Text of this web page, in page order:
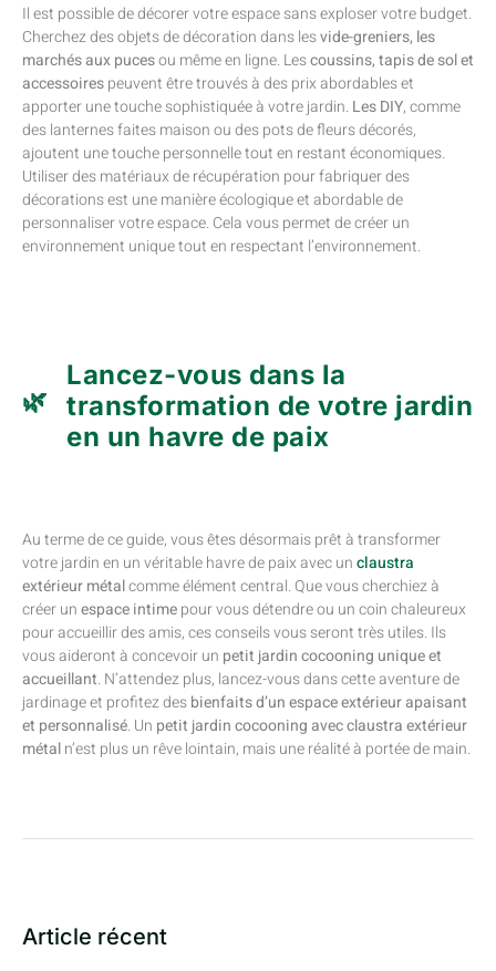
Il est possible de décorer votre espace sans exploser votre budget.
Cherchez des objets de décoration dans lesvide-greniers, les
marchés aux pucesou même en ligne. Lescoussins, tapis de sol et
accessoirespeuvent être trouvés à des prix abordables et
apporter une touche sophistiquée à votre jardin. Les DIY, comme
des lanternes faites maison ou des pots de fleurs décorés,
ajoutent une touche personnelle tout en restant économiques.
Utiliser des matériaux de récupération pour fabriquer des
décorations est une manière écologique et abordable de
personnaliser votre espace. Cela vous permet de créer un
environnement unique tout en respectant l’environnement.
Lancez-vous dans la
transformation de votre jardin
en un havre de paix
Au terme de ce guide, vous êtes désormais prêt à transformer
votre jardin en un véritable havre de paix avec unclaustra
extérieur métalcomme élément central. Que vous cherchiez à
créer unespace intimepour vous détendre ou un coin chaleureux
pour accueillir des amis, ces conseils vous seront très utiles. Ils
vous aideront à concevoir un petit jardin cocooning unique et
accueillant. N’attendez plus, lancez-vous dans cette aventure de
jardinage et profitez desbienfaits d’un espace extérieur apaisant
et personnalisé. Un petit jardin cocooning avec claustra extérieur
métaln’est plus un rêve lointain, mais une réalité à portée de main.
Article récent